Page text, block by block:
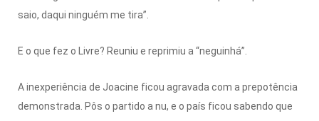
saio, daqui ninguém me tira”.
E o que fez o Livre? Reuniu e reprimiu a “neguinhá”.
A inexperiência de Joacine fi­cou agravada com a prepotência
demonstrada. Pôs o partido a nu, e o país ficou sabendo que